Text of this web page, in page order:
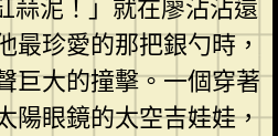
泥！」就在廖沾沾還
最珍愛的那把銀勺時，
巨大的撞擊。一個穿著
陽眼鏡的太空吉娃娃，